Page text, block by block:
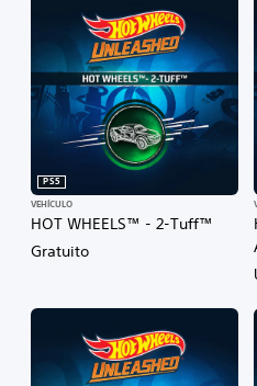
HOT WHEELS™ - 2-Tuff™
PS5
VEHÍCULO
Gratuito